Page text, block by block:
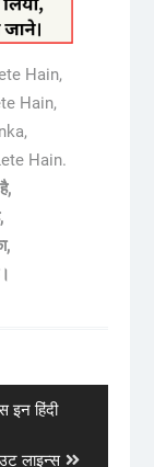
Hain,
Hain,
Hain.
हिंदी
लाइन्स